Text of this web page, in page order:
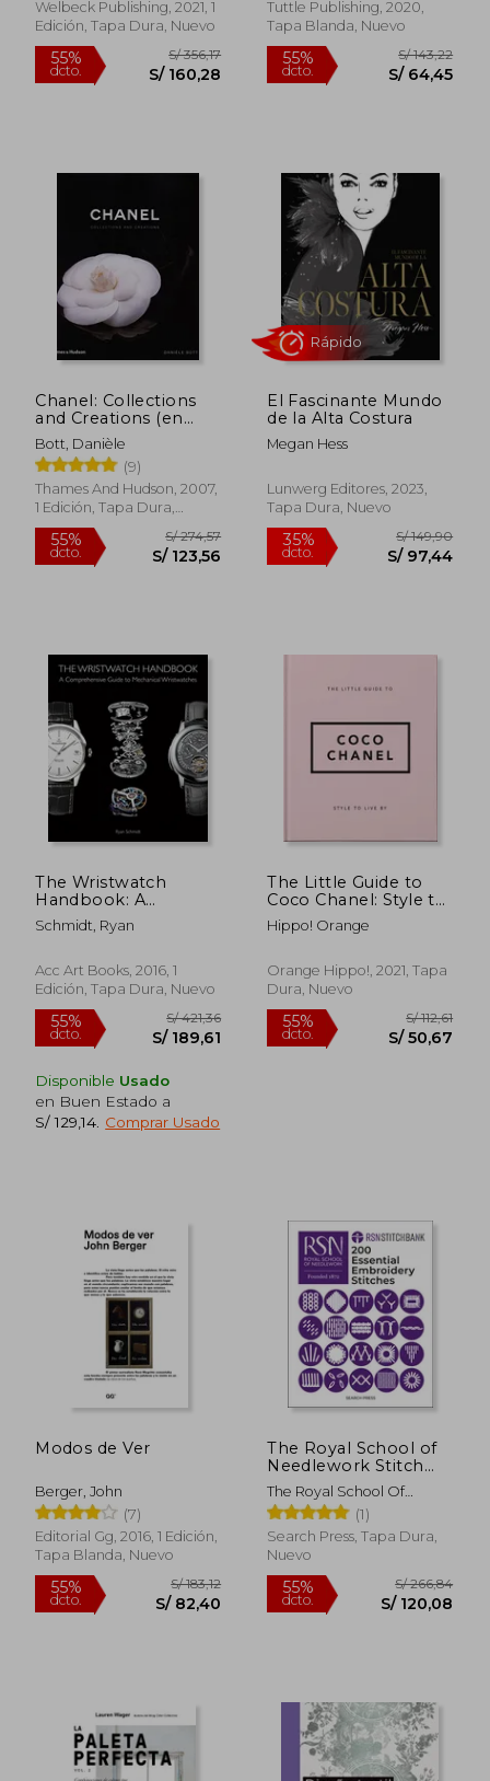
Welbeck Publishing, 2021, 1
Edición, Tapa Dura, Nuevo
55%
dcto.
Tuttle Publishing, 2020,
Tapa Blanda, Nuevo
55%
dcto.
Chanel: Collections
and Creations (en
Inglés)
Bott, Danièle
(9)
Thames And Hudson, 2007,
1 Edición, Tapa Dura,
Nuevo
55%
El Fascinante Mundo
de la Alta Costura
Megan Hess
Lunwerg Editores, 2023,
Tapa Dura, Nuevo
35%
The Wristwatch
Handbook: A
Comprehensive
Guide to Mechanical
Inglés)
Schmidt, Ryan
Acc Art Books, 2016, 1
Edición, Tapa Dura, Nuevo
55%
dcto.
Disponible Usado
en Buen Estado a
S/ 129,14 Comprar Usado
The Little Guide to
Coco Chanel: Style to
Live by (The Little
Books of Lifestyle, 13)
Hippo! Orange
Orange Hippo!, 2021, Tapa
Dura, Nuevo
55%
dcto.
Modos de Ver
Berger, John
(7)
Editorial Gg, 2016, 1 Edición,
Tapa Blanda, Nuevo
The Royal School of
Needlework Stitch
Bank: 200 Essential
Embroidery Stitches
(en Inglés)
The Royal School Of
Needlework ; Kay-Williams,
Susan
(1)
Search Press, Tapa Dura,
Nuevo